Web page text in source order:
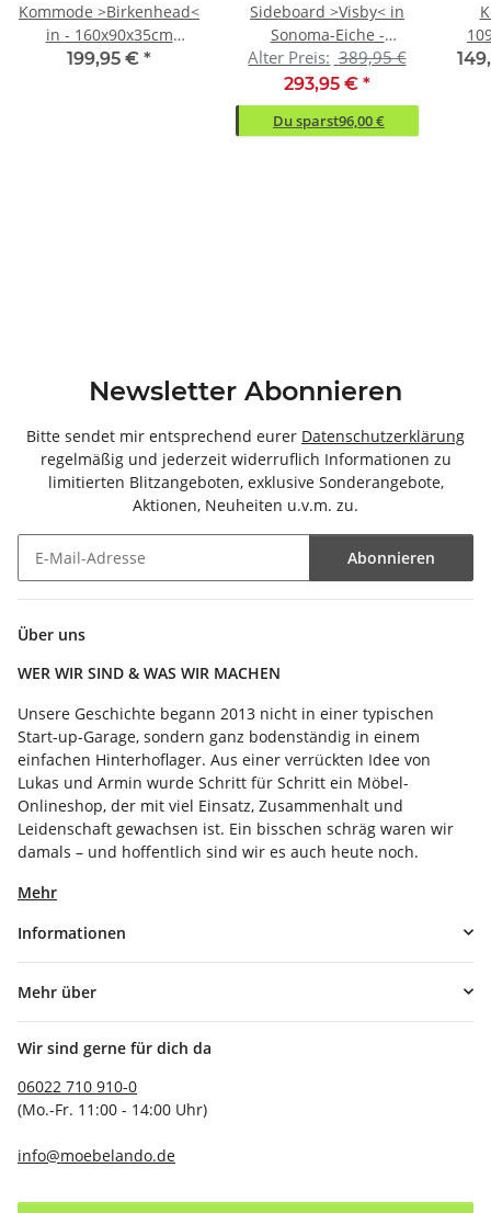
Kommode >Birkenhead<
in - 160x90x35cm
(BxHxT)
199,95 € *
Sideboard >Visby< in
Sonoma-Eiche -
180x71x40cm (BxHxT)
Alter Preis: 389,95 €
293,95 € *
Du sparst96,00 €
Newsletter Abonnieren
Bitte sendet mir entsprechend eurer Datenschutzerklärung
regelmäßig und jederzeit widerruflich Informationen zu
limitierten Blitzangeboten, exklusive Sonderangebote,
Aktionen, Neuheiten u.v.m. zu.
Abonnieren
Über uns
WER WIR SIND & WAS WIR MACHEN
Unsere Geschichte begann 2013 nicht in einer typischen
Start-up-Garage, sondern ganz bodenständig in einem
einfachen Hinterhoflager. Aus einer verrückten Idee von
Lukas und Armin wurde Schritt für Schritt ein Möbel-
Onlineshop, der mit viel Einsatz, Zusammenhalt und
Leidenschaft gewachsen ist. Ein bisschen schräg waren wir
damals – und hoffentlich sind wir es auch heute noch.
Mehr
Informationen
Mehr über
Wir sind gerne für dich da
06022 710 910-0
(Mo.-Fr. 11:00 - 14:00 Uhr)
info@moebelando.de